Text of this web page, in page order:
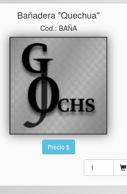
Bañadera "quechua"
Cod.: BAÑA
Precio $